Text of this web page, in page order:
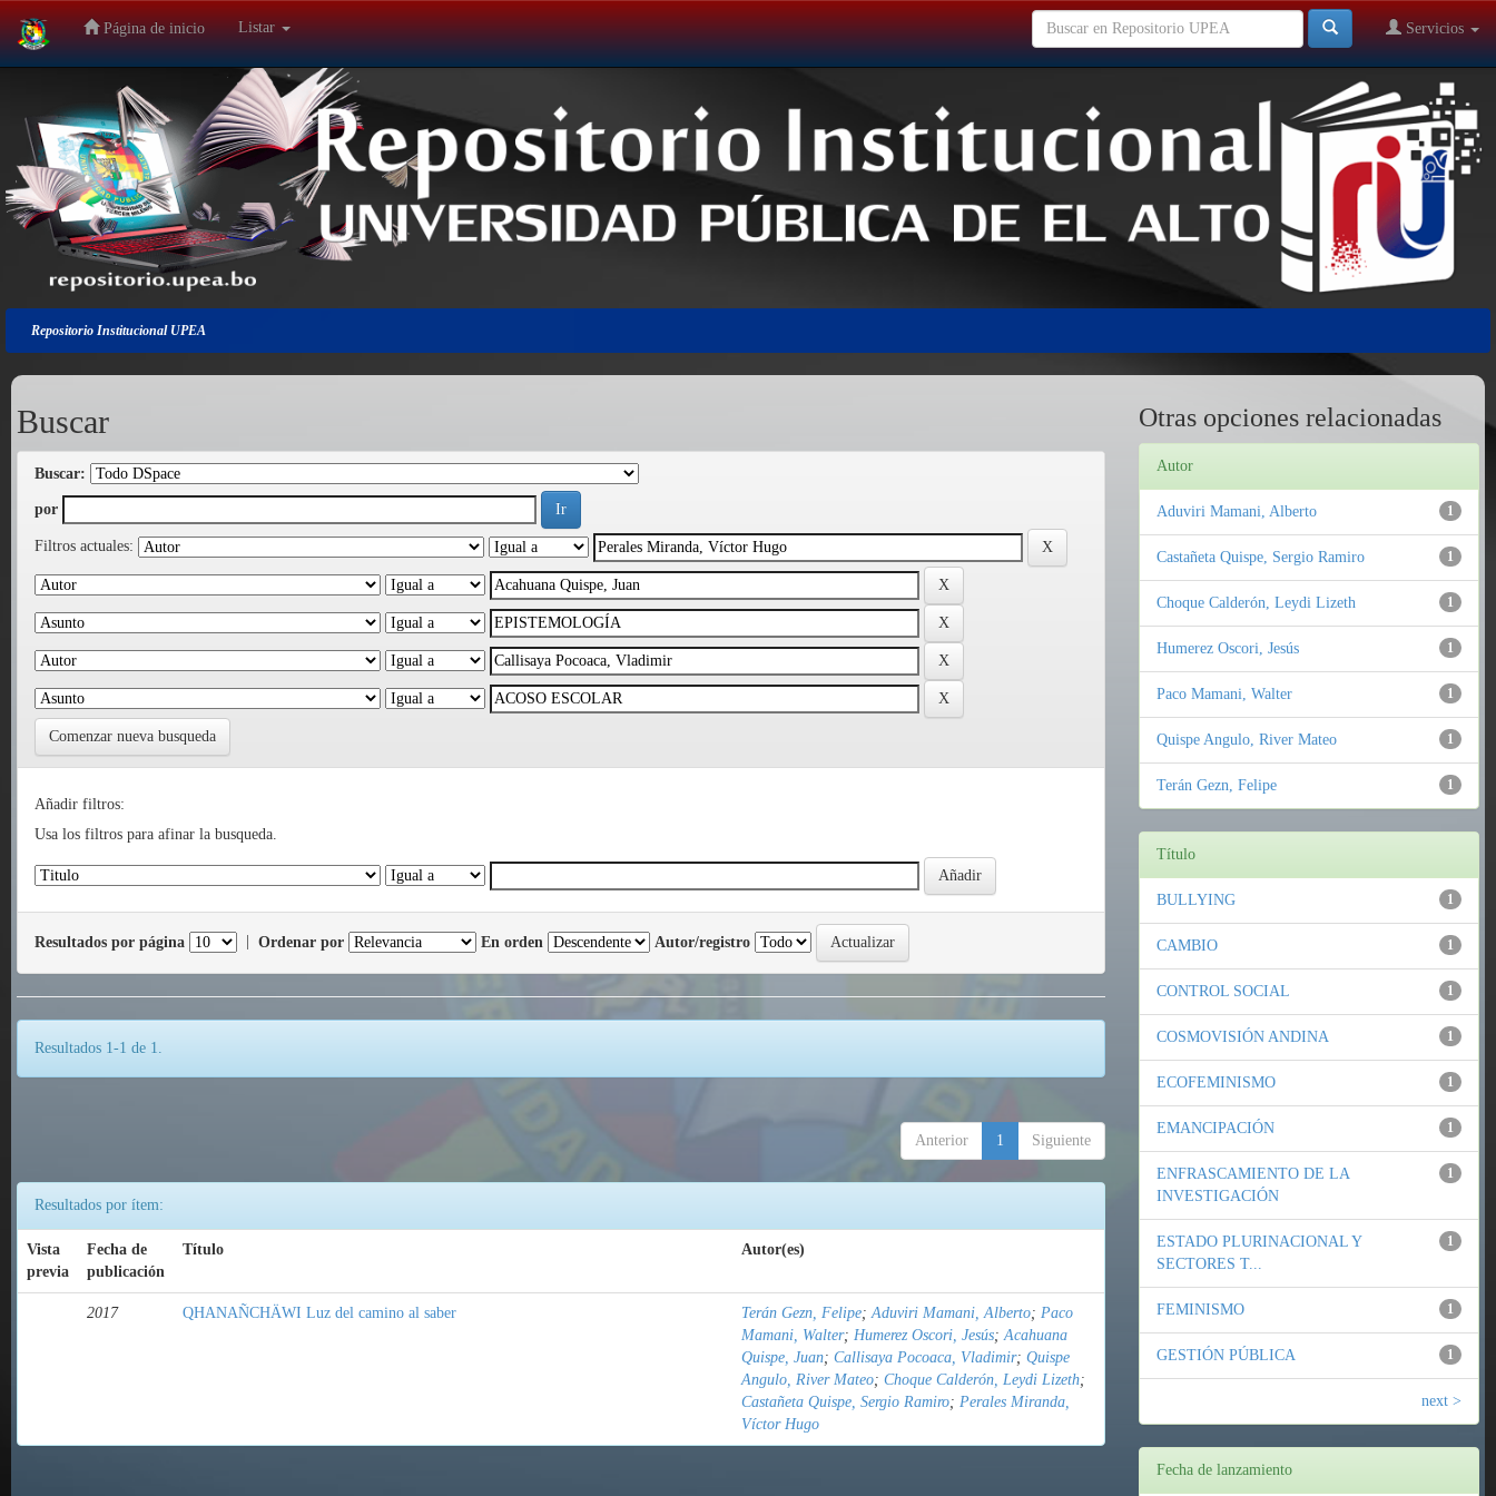
Salir
navegación
Página de inicio Listar Servicios
Repositorio Institucional UPEA
Buscar
Buscar:
por
Filtros actuales:
Comenzar nueva busqueda
Añadir filtros:
Usa los filtros para afinar la busqueda.
Resultados por página Ordenar por En orden Autor/registro
Resultados 1-1 de 1.
Anterior 1 Siguiente
Resultados por ítem:
Vista
previa
Fecha de
publicación
Título Autor(es)
2017 QHANAÑCHÄWI Luz del camino al saber Terán Gezn, Felipe;Aduviri Mamani, Alberto; Paco
Mamani, Walter; Humerez Oscori, Jesús;Acahuana
Quispe, Juan; Callisaya Pocoaca, Vladimir; Quispe
Angulo, River Mateo; Choque Calderón, Leydi Lizeth;
Castañeta Quispe, Sergio Ramiro; Perales Miranda,
Víctor Hugo
Otras opciones relacionadas
Autor
1
Aduviri Mamani, Alberto
1
Castañeta Quispe, Sergio Ramiro
1
Choque Calderón, Leydi Lizeth
1
Humerez Oscori, Jesús
1
Paco Mamani, Walter
1
Quispe Angulo, River Mateo
1
Terán Gezn, Felipe
Título
1
BULLYING
1
CAMBIO
1
CONTROL SOCIAL
1
COSMOVISIÓN ANDINA
1
ECOFEMINISMO
1
EMANCIPACIÓN
1
ENFRASCAMIENTO DE LA
INVESTIGACIÓN
1
ESTADO PLURINACIONAL Y
SECTORES T...
1
FEMINISMO
1
GESTIÓN PÚBLICA
next >
Fecha de lanzamiento